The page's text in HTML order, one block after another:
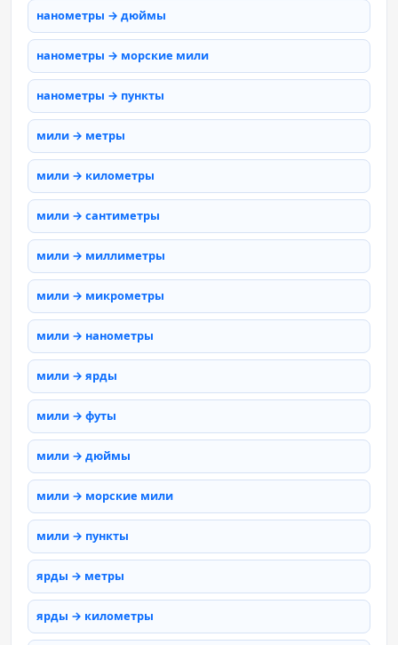
нанометры → дюймы
нанометры → морские мили
нанометры → пункты
мили → метры
мили → километры
мили → сантиметры
мили → миллиметры
мили → микрометры
мили → нанометры
мили → ярды
мили → футы
мили → дюймы
мили → морские мили
мили → пункты
ярды → метры
ярды → километры